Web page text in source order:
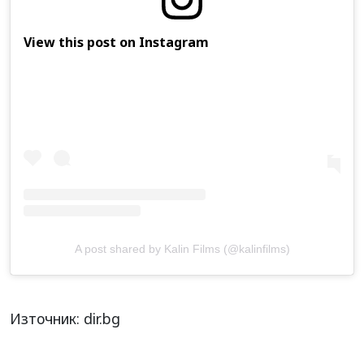
View this post on Instagram
A post shared by Kalin Films (@kalinfilms)
Източник: dir.bg